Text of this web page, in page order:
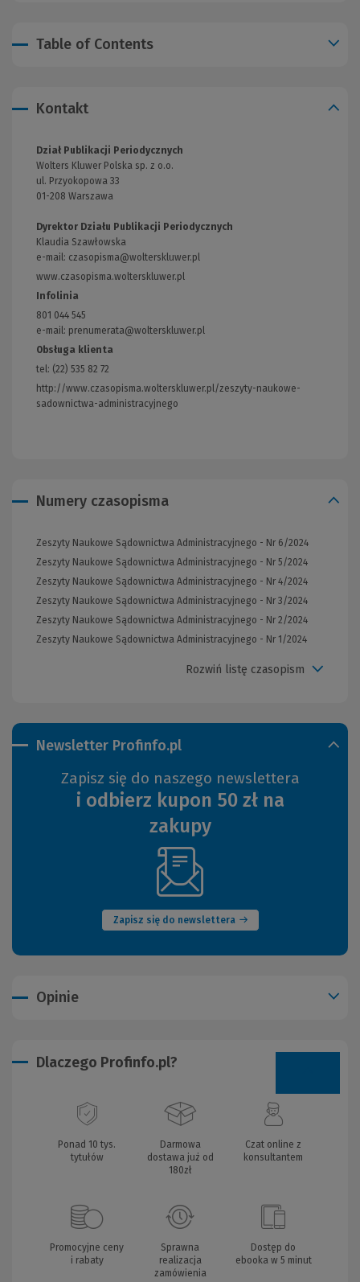
Table of Contents
Newsletter Profinfo.pl
Zapisz się do naszego newslettera
i odbierz kupon 50 zł na
zakupy
Zapisz się do newslettera
(Nowe
okno)
Kontakt
Dział Publikacji Periodycznych
Wolters Kluwer Polska sp. z o.o.
ul. Przyokopowa 33
01-208 Warszawa
Dyrektor Działu Publikacji Periodycznych
Klaudia Szawłowska
e-mail: czasopisma@wolterskluwer.pl
www.czasopisma.wolterskluwer.pl
Infolinia
801 044 545
e-mail: prenumerata@wolterskluwer.pl
Obsługa klienta
tel: (22) 535 82 72
http://www.czasopisma.wolterskluwer.pl/zeszyty-naukowe-
sadownictwa-administracyjnego
Numery czasopisma
Zeszyty Naukowe Sądownictwa Administracyjnego - Nr 6/2024
Zeszyty Naukowe Sądownictwa Administracyjnego - Nr 5/2024
Zeszyty Naukowe Sądownictwa Administracyjnego - Nr 4/2024
Zeszyty Naukowe Sądownictwa Administracyjnego - Nr 3/2024
Zeszyty Naukowe Sądownictwa Administracyjnego - Nr 2/2024
Zeszyty Naukowe Sądownictwa Administracyjnego - Nr 1/2024
Rozwiń listę czasopism
Opinie
Dlaczego Profinfo.pl?
Ponad 10 tys.
tytułów
Darmowa
dostawa już od
180zł
Czat online z
konsultantem
Promocyjne ceny
i rabaty
Sprawna
realizacja
zamówienia
Dostęp do
ebooka w 5 minut